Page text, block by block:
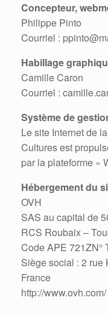
Concepteur,
Philippe Pinto
Courriel :
Habillage
Camille Caron
Courriel :
Système de
Le site Internet de
Cultures est
par la plateforme «
Hébergement du
OVH
SAS au capital de
RCS Roubaix –
Code APE 721ZN°
Siège social : 2 rue
France
http://www.ovh.com/